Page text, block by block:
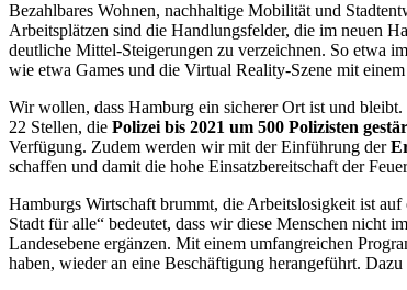
Bezahlbares Wohnen, nachhaltige Mobilität und
Arbeitsplätzen sind die Handlungsfelder, die im neuen
deutliche Mittel-Steigerungen zu verzeichnen. So etwa
wie etwa Games und die Virtual Reality-Szene mit
Wir wollen, dass Hamburg ein sicherer Ort ist und
22 Stellen, die Polizei bis 2021 um 500 Polizisten
Verfügung. Zudem werden wir mit der Einführung der
schaffen und damit die hohe Einsatzbereitschaft der
Hamburgs Wirtschaft brummt, die Arbeitslosigkeit ist
Stadt für alle“ bedeutet, dass wir diese Menschen nicht
Landesebene ergänzen. Mit einem umfangreichen
haben, wieder an eine Beschäftigung herangeführt.